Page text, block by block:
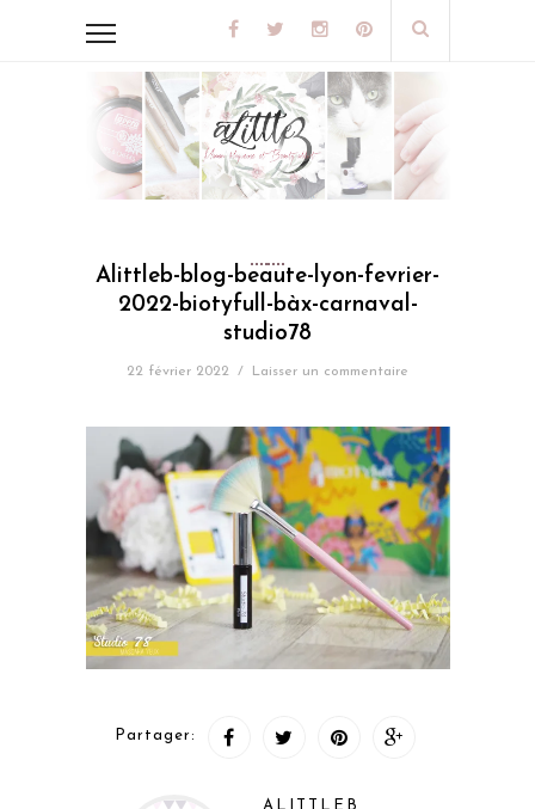
Alittleb-blog-beaute-lyon-fevrier-
2022-biotyfull-bàx-carnaval-
studio78
22 février 2022 / Laisser un commentaire
Partager: